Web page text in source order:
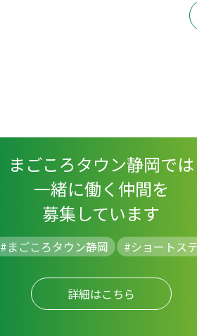
まごころタウン静岡では
一緒に働く仲間を
募集しています
#まごころタウン静岡 #ショートス
詳細はこちら